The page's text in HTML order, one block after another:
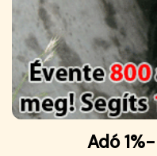
Adó